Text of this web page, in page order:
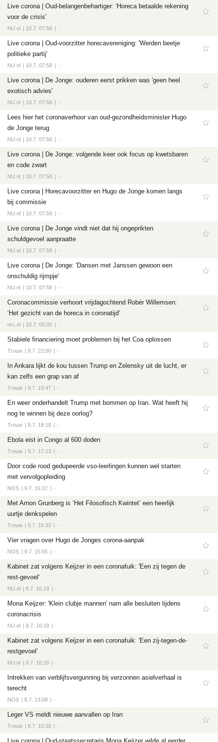
Live corona | Oud-belangenbehartiger: 'Horeca betaalde rekening
voor de crisis'
NU.nl 10.7. 07:58 ··
Live corona | Oud-voorzitter horecavereniging: 'Werden beetje
politieke partij'
NU.nl 10.7. 07:58 ··
Live corona | De Jonge: ouderen eerst prikken was 'geen heel
exotisch advies'
NU.nl 10.7. 07:58 ··
Lees hier het coronaverhoor van oud-gezondheidsminister Hugo
de Jonge terug
NU.nl 10.7. 07:58 ··
Live corona | De Jonge: volgende keer ook focus op kwetsbaren
en code zwart
NU.nl 10.7. 07:58 ··
Live corona | Horecavoorzitter en Hugo de Jonge komen langs
bij commissie
NU.nl 10.7. 07:58 ··
Live corona | De Jonge vindt niet dat hij ongeprikten
schuldgevoel aanpraatte
NU.nl 10.7. 07:58 ··
Live corona | De Jonge: 'Dansen met Janssen gewoon een
onschuldig rijmpje'
NU.nl 10.7. 07:58 ··
Coronacommissie verhoort vrijdagochtend Robèr Willemsen:
‘Het gezicht van de horeca in coronatijd’
nrc.nl 10.7. 05:00 ··
Stabiele financiering moet problemen bij het Coa oplossen
Trouw 9.7. 22:00 ··
In Ankara lijkt de kou tussen Trump en Zelensky uit de lucht, er
kan zelfs een grap van af
Trouw 9.7. 19:47 ··
En weer onderhandelt Trump met bommen op Iran. Wat heeft hij
nog te winnen bij deze oorlog?
Trouw 9.7. 18:18 ··
Ebola eist in Congo al 600 doden
Trouw 9.7. 17:13 ··
Door code rood gedupeerde vso-leerlingen kunnen wel starten
met vervolgopleiding
NOS 9.7. 16:37 ··
Met Arnon Grunberg is ‘Het Filosofisch Kwintet’ een heerlijk
uurtje denkspelen
Trouw 9.7. 16:33 ··
Vier vragen over Hugo de Jonges corona-aanpak
NOS 9.7. 15:05 ··
Kabinet zat volgens Keijzer in een coronafuik: 'Een zij tegen de
rest-gevoel'
NU.nl 8.7. 16:18 ··
Mona Keijzer: 'Klein clubje mannen' nam alle besluiten tijdens
coronacrisis
NU.nl 8.7. 16:18 ··
Kabinet zat volgens Keijzer in een coronafuik: 'Een zij-tegen-de-
restgevoel'
NU.nl 8.7. 16:18 ··
Intrekken van verblijfsvergunning bij verzonnen asielverhaal is
terecht
NOS 8.7. 13:08 ··
Leger VS meldt nieuwe aanvallen op Iran
Trouw 8.7. 10:35 ··